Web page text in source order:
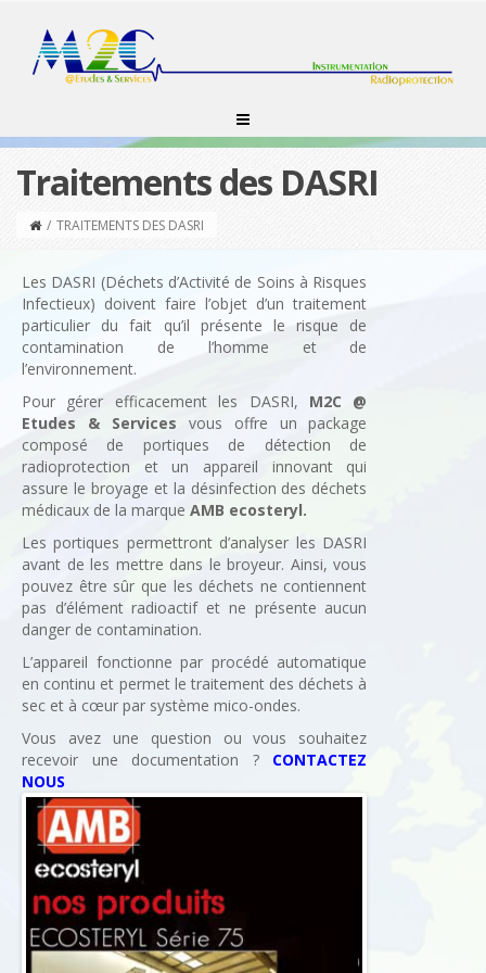
Traitements des DASRI
/ TRAITEMENTS DES DASRI
Les DASRI (Déchets d’Activité de Soins à Risques
Infectieux) doivent faire l’objet d’un traitement
particulier du fait qu’il présente le risque de
contamination de l’homme et de
l’environnement.
Pour gérer efficacement les DASRI, M2C @
Etudes & Services
vous offre un package
composé de portiques de détection de
radioprotection et un appareil innovant qui
assure le broyage et la désinfection des déchets
médicaux de la marque AMB ecosteryl.
Les portiques permettront d’analyser les DASRI
avant de les mettre dans le broyeur. Ainsi, vous
pouvez être sûr que les déchets ne contiennent
pas d’élément radioactif et ne présente aucun
danger de contamination.
L’appareil fonctionne par procédé automatique
en continu et permet le traitement des déchets à
sec et à cœur par système mico-ondes.
Vous avez une question ou vous souhaitez
recevoir une documentation ? CONTACTEZ
NOUS